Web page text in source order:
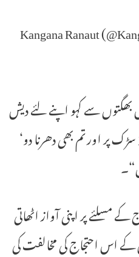
بھگتوں سے کہو اپنے لئے دیش
پر اور تم بھی دھرنا دو‘
مسلئے پر اپنی آواز اٹھاتی
اس احتجاج کی مخالفت کی